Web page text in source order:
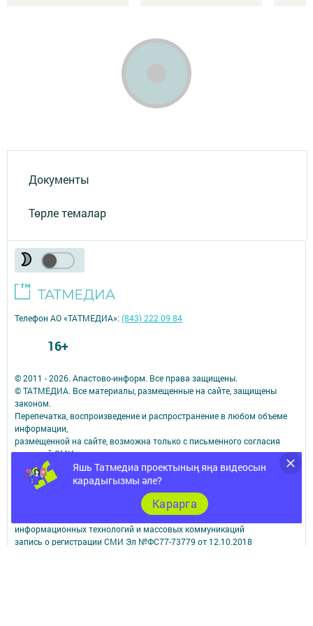
Документы
Төрле темалар
Яшь Татмедиа проектының яңа видеосын
карадыгызмы әле?
Карарга
© 2011 - 2026. Апастово-информ. Все права защищены.
© ТАТМЕДИА. Все материалы, размещенные на сайте, защищены
законом.
Перепечатка, воспроизведение и распространение в любом объеме
информации,
размещенной на сайте, возможна только с письменного согласия
редакций СМИ.
При поддержке Республиканского агентства по печати и массовым
коммуникациям.
Наименование СМИ: Апастово-информ
СМИ зарегистрировано Федеральной службой по надзору в сфере
информационных технологий и массовых коммуникаций
запись о регистрации СМИ Эл №ФС77-73779 от 12.10.2018
Телефон АО «ТАТМЕДИА»:(843) 222 09 84
16+